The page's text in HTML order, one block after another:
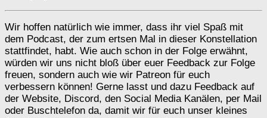
Wir hoffen natürlich wie immer, dass ihr viel Spaß mit
dem Podcast, der zum ertsen Mal in dieser Konstellation
stattfindet, habt. Wie auch schon in der Folge erwähnt,
würden wir uns nicht bloß über euer Feedback zur Folge
freuen, sondern auch wie wir Patreon für euch
verbessern können! Gerne lasst und dazu Feedback auf
der Website, Discord, den Social Media Kanälen, per Mail
oder Buschtelefon da, damit wir für euch unser kleines